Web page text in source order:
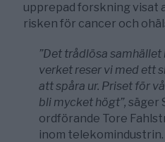
upprepad forskning visat
risken för cancer och
”Det trådlösa
verket reser vi med ett
att spåra ur. Priset för
bli mycket högt”, säger
ordförande Tore
inom telekomindustrin.